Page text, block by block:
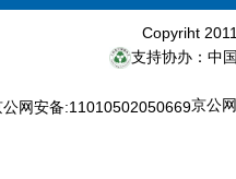
Copyriht
支持协办：中
京公